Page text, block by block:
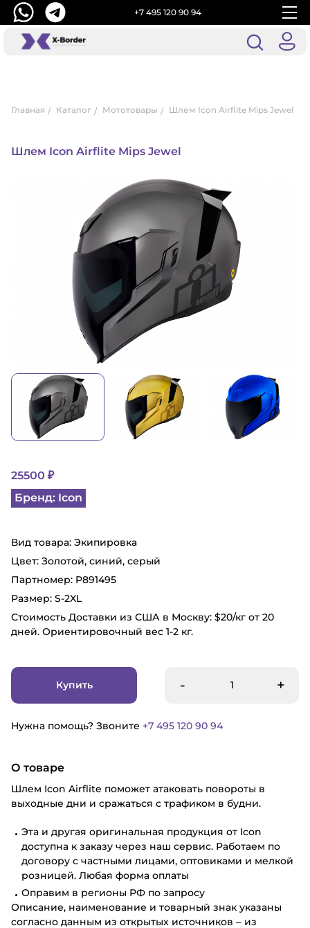
+7 495 120 90 94
Главная Каталог Мототовары Шлем Icon Airflite Mips Jewel
Шлем Icon Airflite Mips Jewel
25500 ₽
Бренд: Icon
Вид товара: Экипировка
Цвет: Золотой, синий, серый
Партномер: P891495
Размер: S-2XL
Стоимость Доставки из США в Москву: $20/кг от 20
дней. Ориентировочный вес 1-2 кг.
Купить - +
Нужна помощь? Звоните +7 495 120 90 94
О товаре
Шлем Icon Airflite поможет атаковать повороты в
выходные дни и сражаться с трафиком в будни.
Эта и другая оригинальная продукция от Icon
доступна к заказу через наш сервис. Работаем по
договору с частными лицами, оптовиками и мелкой
розницей. Любая форма оплаты
Оправим в регионы РФ по запросу
Описание, наименование и товарный знак указаны
согласно данным из открытых источников – из